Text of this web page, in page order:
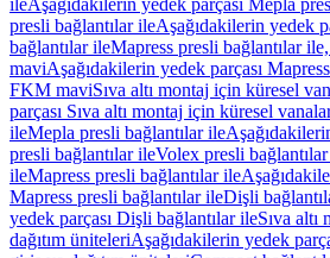
ileAşağıdakilerin yedek parçası Mepla
presli bağlantılar ileAşağıdakilerin yedek
bağlantılar ileMapress presli bağlantılar
maviAşağıdakilerin yedek parçası
FKM maviSıva altı montaj için küresel
parçası Sıva altı montaj için küresel
ileMepla presli bağlantılar ile
presli bağlantılar ileVolex presli
ileMapress presli bağlantılar ile
Mapress presli bağlantılar ileDişli
yedek parçası Dişli bağlantılar ileSıva
dağıtım üniteleriAşağıdakilerin yedek